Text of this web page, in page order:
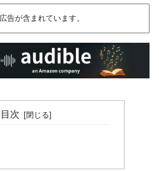
告が含まれています。
目次